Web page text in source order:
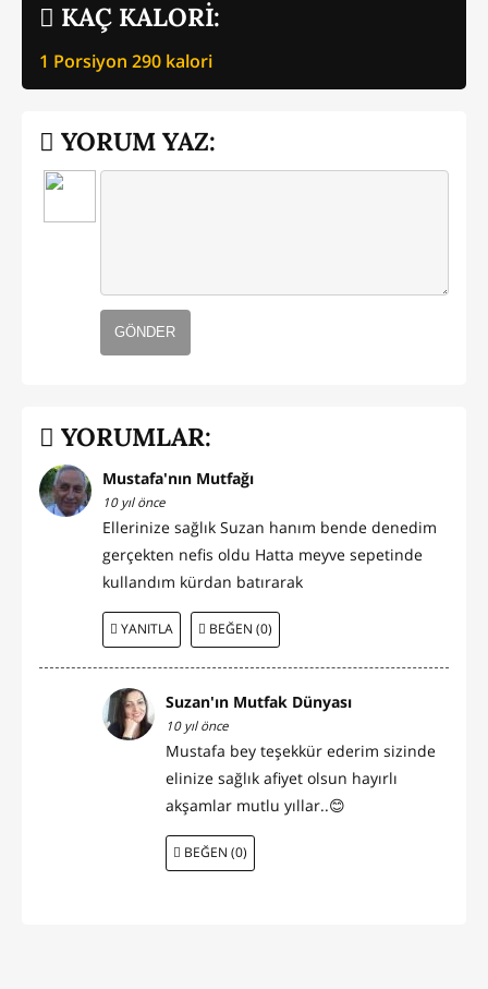
KAÇ KALORİ:
1 Porsiyon 290 kalori
YORUM YAZ:
GÖNDER
YORUMLAR:
Mustafa'nın Mutfağı
10 yıl önce
Ellerinize sağlık Suzan hanım bende denedim
gerçekten nefis oldu Hatta meyve sepetinde
kullandım kürdan batırarak
YANITLA BEĞEN (0)
Suzan'ın Mutfak Dünyası
10 yıl önce
Mustafa bey teşekkür ederim sizinde
elinize sağlık afiyet olsun hayırlı
akşamlar mutlu yıllar..😊
BEĞEN (0)